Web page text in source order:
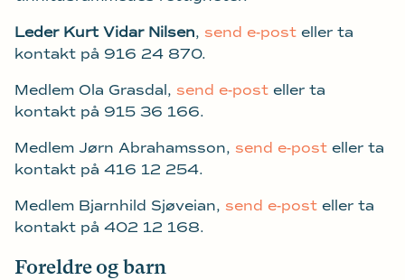
Leder Kurt Vidar Nilsen, send e-post eller ta
kontakt på 916 24 870.
Medlem Ola Grasdal, send e-post eller ta
kontakt på 915 36 166.
Medlem Jørn Abrahamsson, send e-post eller ta
kontakt på 416 12 254.
Medlem Bjarnhild Sjøveian, send e-post eller ta
kontakt på 402 12 168.
Foreldre og barn